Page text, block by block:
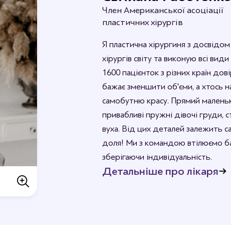
Член Американської асоціації
пластичних хірургів
Я пластична хірургиня з
хірургів світу та виконую всі
1600 пацієнток з різних країн
бажає зменшити об'єми, а хтось
самобутню красу. Прямий
привабливі пружні дівочі груди,
вуха. Від цих деталей залежить
доля! Ми з командою втілюємо
зберігаючи індивідуальність.
Детальніше про лікаря